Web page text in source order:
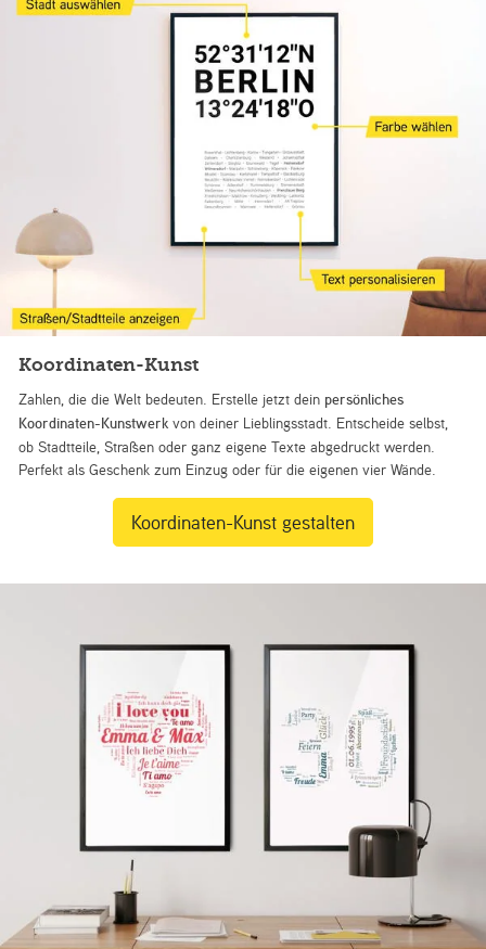
Koordinaten-Kunst
Zahlen, die die Welt bedeuten. Erstelle jetzt dein persönliches
Koordinaten-Kunstwerk von deiner Lieblingsstadt. Entscheide selbst,
ob Stadtteile, Straßen oder ganz eigene Texte abgedruckt werden.
Perfekt als Geschenk zum Einzug oder für die eigenen vier Wände.
Koordinaten-Kunst gestalten